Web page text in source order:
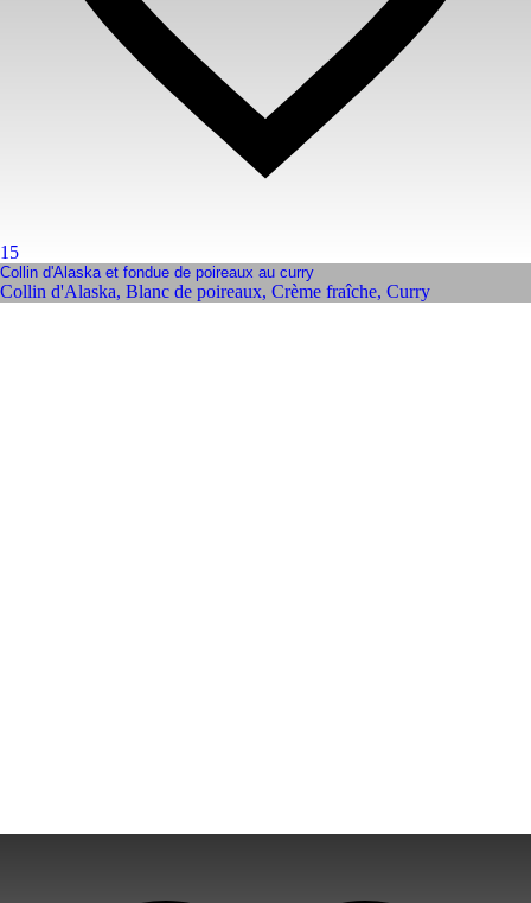
15
Collin d'Alaska et fondue de poireaux au curry
Collin d'Alaska, Blanc de poireaux, Crème fraîche, Curry